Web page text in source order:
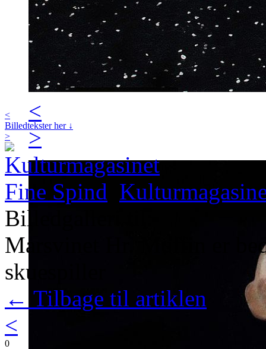
<
>
<
Billedtekster her ↓
>
Billedgalleri til:
Marsvinet Hr. Muffin er
skuespiller
← Tilbage til artiklen
<
0